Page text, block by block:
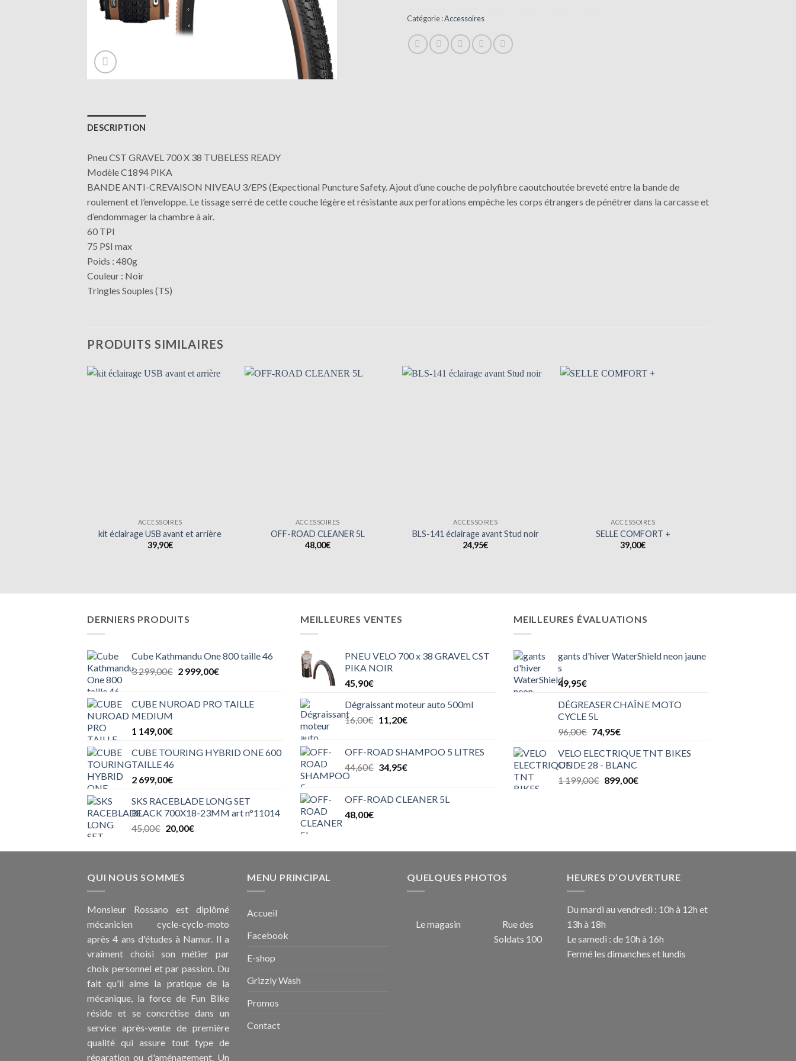
Catégorie :Accessoires
DESCRIPTION
Pneu CST GRAVEL 700 X 38 TUBELESS READY
Modèle C1894 PIKA
BANDE ANTI-CREVAISON NIVEAU 3/EPS (Expectional Puncture Safety. Ajout d’une couche de polyfibre caoutchoutée breveté entre la bande de
roulement et l’enveloppe. Le tissage serré de cette couche légère et résistante aux perforations empêche les corps étrangers de pénétrer dans la carcasse et
d’endommager la chambre à air.
60 TPI
75 PSI max
Poids : 480g
Couleur : Noir
Tringles Souples (TS)
PRODUITS SIMILAIRES
ACCESSOIRES
kit éclairage USB avant et arrière
39,90€
ACCESSOIRES
OFF-ROAD CLEANER 5L
48,00€
ACCESSOIRES
BLS-141 éclairage avant Stud noir
24,95€
ACCESSOIRES
SELLE COMFORT +
39,00€
DERNIERS PRODUITS
Cube Kathmandu One 800 taille 46
3 299,00€ Le
était :
2 999,00€Le
est :
CUBE NUROAD PRO TAILLE
MEDIUM
1 149,00€
CUBE TOURING HYBRID ONE 600
TAILLE 46
2 699,00€
SKS RACEBLADE LONG SET
BLACK 700X18-23MM art n°11014
45,00€ Le
initial
45,00€.
20,00€Le
actuel
MEILLEURES VENTES
PNEU VELO 700 x 38 GRAVEL CST
PIKA NOIR
45,90€
Dégraissant moteur auto 500ml
16,00€ Le
était :
16,00€.
11,20€Le
est :
11,20€.
OFF-ROAD SHAMPOO 5 LITRES
44,60€ Le
était :
34,95€Le
est :
OFF-ROAD CLEANER 5L
48,00€
MEILLEURES ÉVALUATIONS
gants d'hiver WaterShield neon jaune
s
49,95€
DÉGREASER CHAÎNE MOTO
CYCLE 5L
96,00€ Le
initial
était :
96,00€.
74,95€Le
actuel
est :
74,95€.
VELO ELECTRIQUE TNT BIKES
ONDE 28 - BLANC
1 199,00€ Le
899,00€Le
QUI NOUS SOMMES
Monsieur Rossano est diplômé
mécanicien cycle-cyclo-moto
après 4 ans d'études à Namur. Il a
vraiment choisi son métier par
choix personnel et par passion. Du
fait qu'il aime la pratique de la
mécanique, la force de Fun Bike
réside et se concrétise dans un
service après-vente de première
qualité qui assure tout type de
réparation ou d'aménagement. Un
MENU PRINCIPAL
Accueil
Facebook
E-shop
Grizzly Wash
Promos
Contact
QUELQUES PHOTOS
Le magasin
Rue des
Soldats 100
HEURES D’OUVERTURE
Du mardi au vendredi : 10h à 12h et
13h à 18h
Le samedi : de 10h à 16h
Fermé les dimanches et lundis